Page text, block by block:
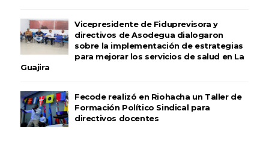
Vicepresidente de Fiduprevisora y
directivos de Asodegua dialogaron
sobre la implementación de estrategias
para mejorar los servicios de salud en La
Guajira
Fecode realizó en Riohacha un Taller de
Formación Político Sindical para
directivos docentes